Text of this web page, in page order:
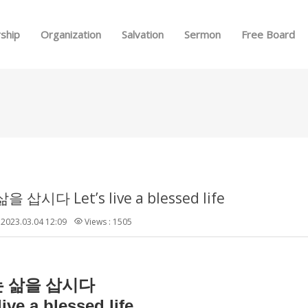
Organization Salvation Sermon Free Board
을 삽시다 Let’s live a blessed life
12:09 Views : 1505
삶을 삽시다